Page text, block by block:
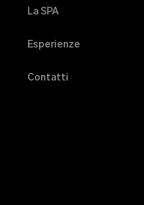
La SPA
Esperienze
Contatti